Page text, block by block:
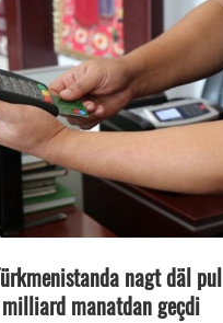
nagt däl pul
manatdan geçdi